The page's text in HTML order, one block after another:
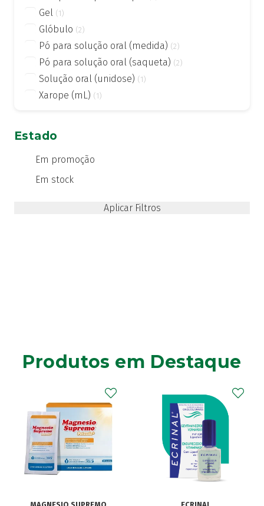
Gel (1)
Glóbulo (2)
Pó para solução oral (medida) (2)
Pó para solução oral (saqueta) (2)
Solução oral (unidose) (1)
Xarope (mL) (1)
Estado
Em promoção
Em stock
Produtos em Destaque